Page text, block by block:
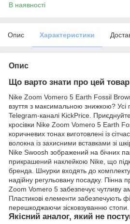
В наявності
Опис Характеристики
Опис
Що варто знати про цей
Nike Zoom Vomero 5 Earth Fossil
взуття з максимальною знижкою? Усі
Telegram-каналі KickPrice.
кросівки Nike Zoom Vomero 5 Earth
коричневих тонах виготовлені із
волокна із захисними вставками зі
Nike Swoosh зображений на бічних
прикрашений наклейкою Nike, що
бренда. Шнурки входять до
надійну регульовану посадку. Пінна
Zoom Vomero 5 забезпечує чутливу
Пластикові елементи забезпечують
перешкоджаючи зісковзуванню
Якісний аналог, який не